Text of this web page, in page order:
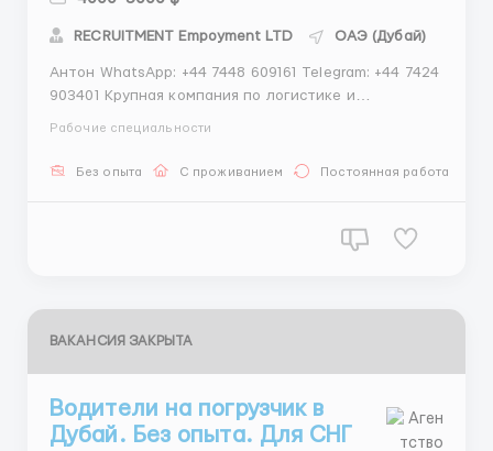
RECRUITMENT Empoyment LTD ОАЭ (Дубай)
Антон WhatsApp: +44 7448 609161 Telegram: +44 7424
903401 Крупная компания по логистике и
физической работе и иметь опыт в работе с
Рабочие специальности
Без опыта С проживанием Постоянная работа
ВАКАНСИЯ ЗАКРЫТА
Водители на погрузчик в
Дубай. Без опыта. Для СНГ